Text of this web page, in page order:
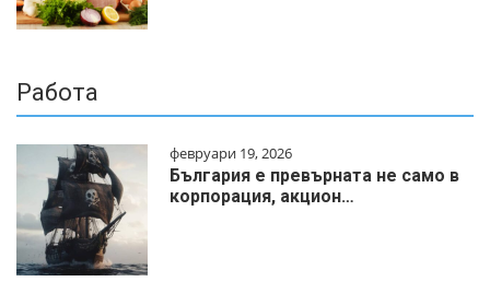
Работа
февруари 19, 2026
България е превърната не само в
корпорация, акцион…